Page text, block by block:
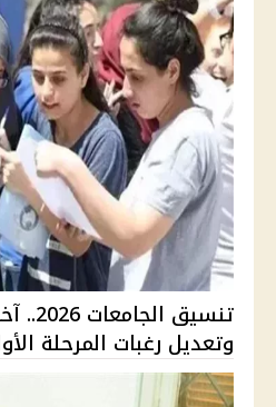
تنسيق
وتعديل رغبات المرحلة